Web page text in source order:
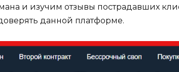
и изучим отзывы пострадавших
данной платформе.